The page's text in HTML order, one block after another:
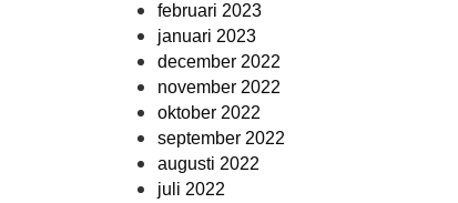
februari 2023
januari 2023
december 2022
november 2022
oktober 2022
september 2022
augusti 2022
juli 2022